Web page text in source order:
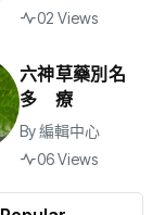
02 Views
六神草藥別名
多 療
By編輯中心
06 Views